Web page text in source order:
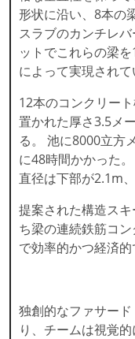
形状に沿い、8本の
スラブのカンチレ
ットでこれらの梁
によって実現されて
12本のコンクリー
置かれた厚さ3.5メ
る。 池に8000立方
に48時間かかった
直径は下部が2.1m
提案された構造ス
ち梁の連続鉄筋コ
で効率的かつ経済的
独創的なファサー
り、チームは視覚